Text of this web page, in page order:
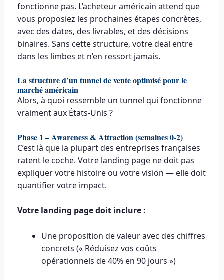
fonctionne pas. L’acheteur américain attend que
vous proposiez les prochaines étapes concrètes,
avec des dates, des livrables, et des décisions
binaires. Sans cette structure, votre deal entre
dans les limbes et n’en ressort jamais.
La structure d’un tunnel de vente optimisé pour le
marché américain
Alors, à quoi ressemble un tunnel qui fonctionne
vraiment aux États-Unis ?
Phase 1 – Awareness & Attraction (semaines 0-2)
C’est là que la plupart des entreprises françaises
ratent le coche. Votre landing page ne doit pas
expliquer votre histoire ou votre vision — elle doit
quantifier votre impact.
Votre landing page doit inclure :
Une proposition de valeur avec des chiffres
concrets (« Réduisez vos coûts
opérationnels de 40% en 90 jours »)